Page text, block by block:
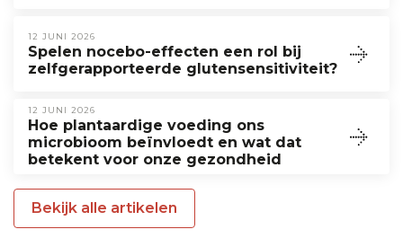
12 JUNI 2026
Spelen nocebo-effecten een rol bij
zelfgerapporteerde glutensensitiviteit?
12 JUNI 2026
Hoe plantaardige voeding ons
microbioom beïnvloedt en wat dat
betekent voor onze gezondheid
Bekijk alle artikelen